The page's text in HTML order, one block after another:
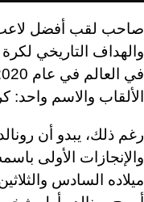
صاحب لقب أفضل
والهداف التاريخي لكرة
الألقاب والاسم واحد:
رغم ذلك، يبدو أن
والإنجازات الأولى
ميلاده السادس